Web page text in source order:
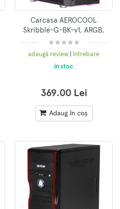
Carcasa AEROCOOL
Skribble-G-BK-v1, ARGB,
USB 3.0, Fara sursa, Negra
adaugă review
întrebare
in stoc
369.00 Lei
Adaug în coș